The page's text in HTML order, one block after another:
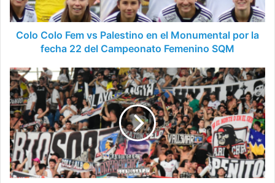
Monumental
por
del
Campeonato
Femenino
SQM
Colo Colo Fem vs Palestino en el Monumental por la
fecha 22 del Campeonato Femenino SQM
¡La
fanaticada
alba
hizo
temblar
Barranquilla!
Casi
3
mil